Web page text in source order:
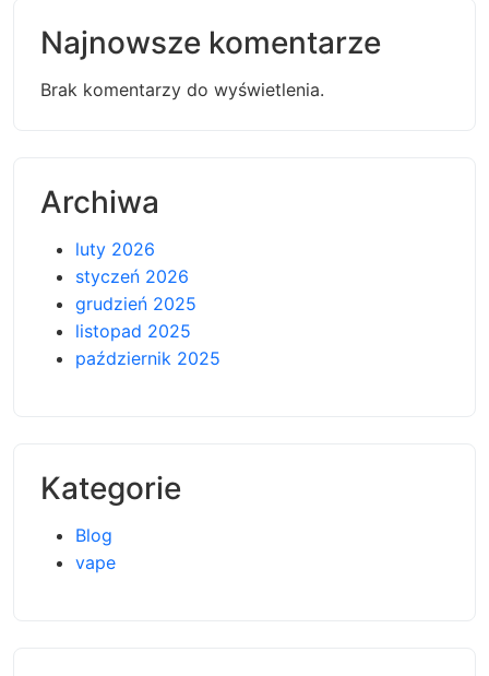
Najnowsze komentarze
Brak komentarzy do wyświetlenia.
Archiwa
luty 2026
styczeń 2026
grudzień 2025
listopad 2025
październik 2025
Kategorie
Blog
vape